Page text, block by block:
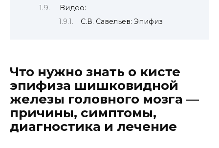
Видео:
С.В. Савельев: Эпифиз
Что нужно знать о кисте
эпифиза шишковидной
железы головного мозга —
причины, симптомы,
диагностика и лечение